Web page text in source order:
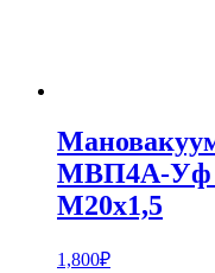
МВП4А-Уф
М20х1,5
1,800₽